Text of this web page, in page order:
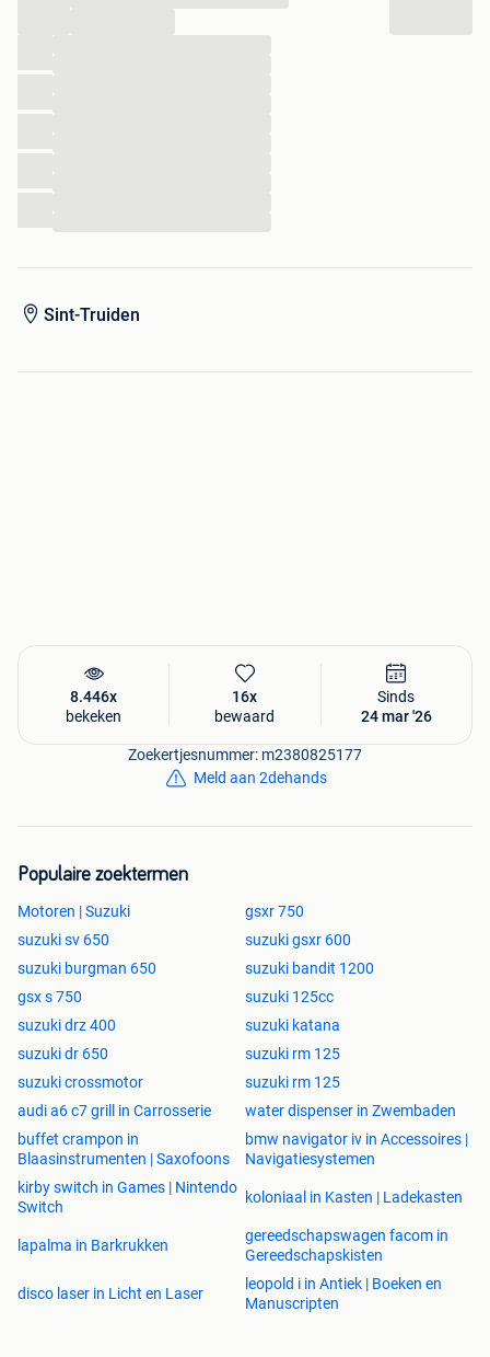
Sint-Truiden
8.446x
bekeken
16x
bewaard
Sinds
24 mar '26
Zoekertjesnummer: m2380825177
Meld aan 2dehands
Populaire zoektermen
Motoren | Suzuki
gsxr 750
suzuki sv 650
suzuki gsxr 600
suzuki burgman 650
suzuki bandit 1200
gsx s 750
suzuki 125cc
suzuki drz 400
suzuki katana
suzuki dr 650
suzuki rm 125
suzuki crossmotor
suzuki rm 125
audi a6 c7 grill in Carrosserie
water dispenser in Zwembaden
buffet crampon in
Blaasinstrumenten | Saxofoons
bmw navigator iv in Accessoires |
Navigatiesystemen
kirby switch in Games | Nintendo
Switch
koloniaal in Kasten | Ladekasten
lapalma in Barkrukken
gereedschapswagen facom in
Gereedschapskisten
disco laser in Licht en Laser
leopold i in Antiek | Boeken en
Manuscripten